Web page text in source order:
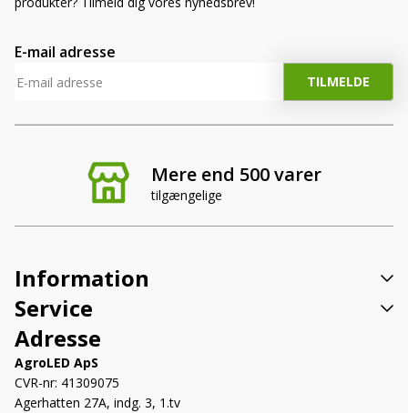
Mere end 500 varer
tilgængelige
E-mail adresse
Information
Service
Adresse
AgroLED ApS
CVR-nr: 41309075
Agerhatten 27A, indg. 3, 1.tv